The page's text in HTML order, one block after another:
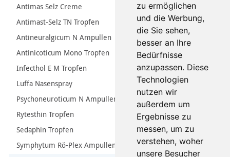
zu ermöglichen
und die Werbung,
die Sie sehen,
besser an Ihre
Bedürfnisse
anzupassen. Diese
Technologien
nutzen wir
außerdem um
Ergebnisse zu
messen, um zu
verstehen, woher
unsere Besucher
Antimas Selz Creme
Antimast-Selz TN Tropfen
Antineuralgicum N Ampullen
Antinicoticum Mono Tropfen
Infecthol E M Tropfen
Luffa Nasenspray
Psychoneuroticum N Ampullen
Rytesthin Tropfen
Sedaphin Tropfen
Symphytum Rö-Plex Ampullen